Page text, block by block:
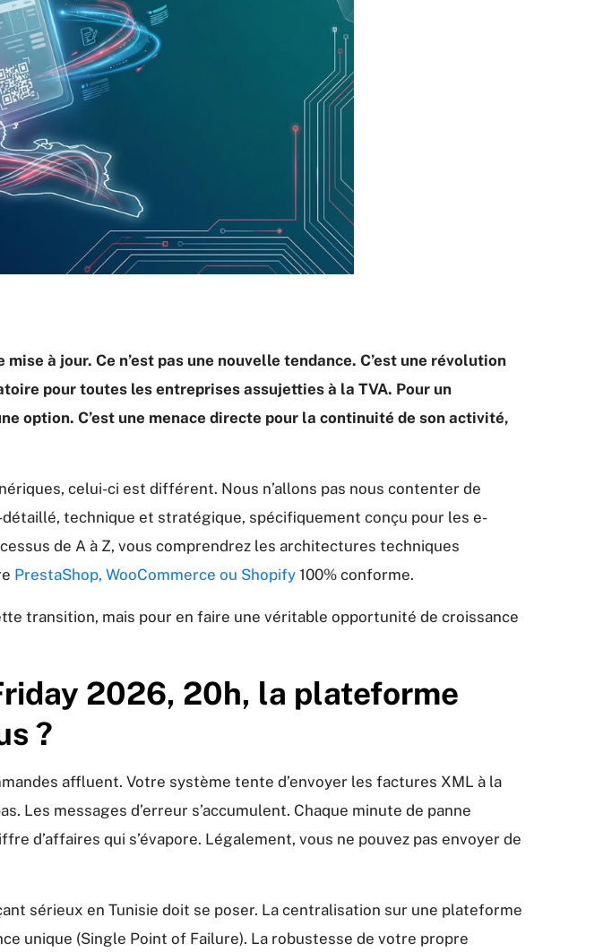
mise à jour. Ce n’est pas une nouvelle tendance. C’est une révolution
pour toutes les entreprises assujetties à la TVA. Pour un
option. C’est une menace directe pour la continuité de son activité,
celui-ci est différent. Nous n’allons pas nous contenter de
technique et stratégique, spécifiquement conçu pour les e-
de A à Z, vous comprendrez les architectures techniques
PrestaShop, WooCommerce ou Shopify 100% conforme.
transition, mais pour en faire une véritable opportunité de croissance
2026, 20h, la plateforme
?
affluent. Votre système tente d’envoyer les factures XML à la
Les messages d’erreur s’accumulent. Chaque minute de panne
d’affaires qui s’évapore. Légalement, vous ne pouvez pas envoyer de
sérieux en Tunisie doit se poser. La centralisation sur une plateforme
unique (Single Point of Failure). La robustesse de votre propre